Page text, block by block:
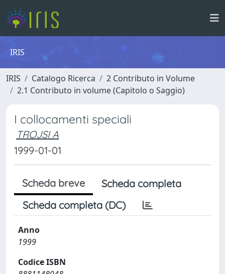
IRIS
IRIS Catalogo Ricerca
2 Contributo in Volume
2.1 Contributo in volume (Capitolo o Saggio)
I collocamenti speciali
TROJSI A
1999-01-01
Scheda breve
Scheda completa
Scheda completa (DC)
Anno
1999
Codice ISBN